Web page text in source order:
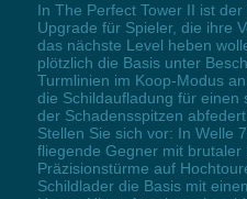
In The Perfect Tower II ist
Upgrade für Spieler, die ihre
das nächste Level heben
plötzlich die Basis unter
Turmlinien im Koop-Modus
die Schildaufladung für einen
der Schadensspitzen
Stellen Sie sich vor: In Welle
fliegende Gegner mit
Präzisionstürme auf
Schildlader die Basis mit